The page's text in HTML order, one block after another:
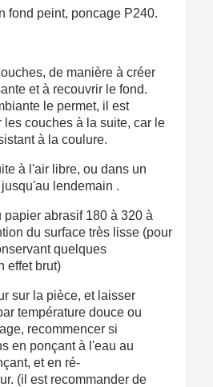
fond peint, poncage P240.
de manière à créer
et à recouvrir le fond.
le permet, il est
couches à la suite, car le
à la coulure.
à l'air libre, ou dans un
lendemain .
papier abrasif 180 à 320 à
du surface très lisse (pour
quelques
effet brut)
sur la pièce, et laisser
température douce ou
recommencer si
en ponçant à l'eau au
et en ré-
(il est recommander de